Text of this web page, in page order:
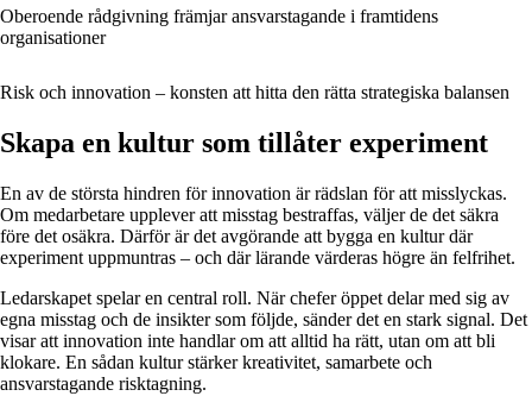
Oberoende rådgivning främjar ansvarstagande i framtidens
organisationer
Risk och innovation – konsten att hitta den rätta strategiska balansen
Skapa en kultur som tillåter experiment
En av de största hindren för innovation är rädslan för att misslyckas.
Om medarbetare upplever att misstag bestraffas, väljer de det säkra
före det osäkra. Därför är det avgörande att bygga en kultur där
experiment uppmuntras – och där lärande värderas högre än felfrihet.
Ledarskapet spelar en central roll. När chefer öppet delar med sig av
egna misstag och de insikter som följde, sänder det en stark signal. Det
visar att innovation inte handlar om att alltid ha rätt, utan om att bli
klokare. En sådan kultur stärker kreativitet, samarbete och
ansvarstagande risktagning.